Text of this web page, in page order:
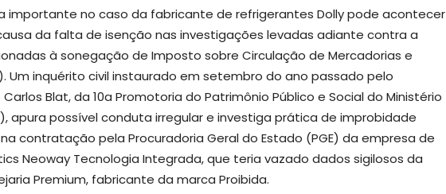
importante no caso da fabricante de refrigerantes Dolly pode acontecer
da falta de isenção nas investigações levadas adiante contra a
à sonegação de Imposto sobre Circulação de Mercadorias e
Um inquérito civil instaurado em setembro do ano passado pelo
Blat, da 10a Promotoria do Patrimônio Público e Social do Ministério
apura possível conduta irregular e investiga prática de improbidade
contratação pela Procuradoria Geral do Estado (PGE) da empresa de
Neoway Tecnologia Integrada, que teria vazado dados sigilosos da
Premium, fabricante da marca Proibida.